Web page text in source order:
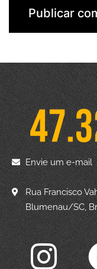
Envie um e-mail
Rua Francisco
Blumenau/SC,